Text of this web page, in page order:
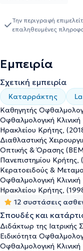
(Fellowship) στις
επαγγελματική του
Μονάδας
1998 μέχρι σήμερα.
Ιατρικής Σχολής του
χειρουργικές
οφθαλμολογικής
σύγχρονες πρακτικές,
πως για τα Χημικά
αναφοράς στη χώρα μας
Βλαστικών Κυττάρων
Μεταμοσχεύσεις
αντιμετωπίζει
εγνωσμένη
και τον αναμφισβήτητο
Την περιγραφή
επαληθευμένες
Εμπειρία
Σχετική εμπειρία
Καταρράκτης
Καθηγητής
Οφθαλμολογική
Ηρακλείου Κρήτης,
Διαθλαστικής
Οπτικής & Όρασης
Πανεπιστημίου
Κερατοειδούς &
Οφθαλμολογική
Ηρακλείου Κρήτης,
12 συστάσεις
Σπουδές και
Διδάκτωρ της Ιατρικής
Ειδικότητα
Οφθαλμολογική